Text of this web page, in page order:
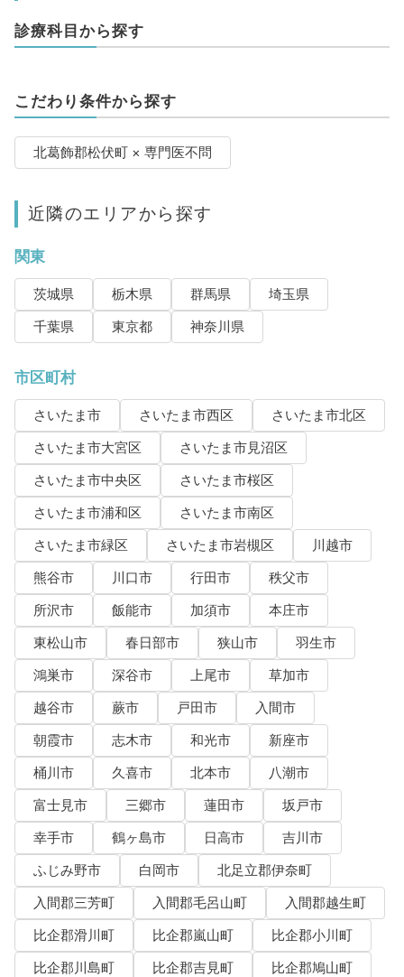
診療科目から探す
こだわり条件から探す
北葛飾郡松伏町 × 専門医不問
近隣のエリアから探す
関東
茨城県 栃木県 群馬県
埼玉県
千葉県
東京都 神奈川県
市区町村
さいたま市 さいたま市西区
さいたま市北区
さいたま市大宮区
さいたま市見沼区
さいたま市中央区
さいたま市桜区
さいたま市浦和区
さいたま市南区
さいたま市緑区
さいたま市岩槻区
川越市
熊谷市
川口市 行田市
秩父市
所沢市
飯能市 加須市
本庄市
東松山市
春日部市 狭山市
羽生市
鴻巣市
深谷市 上尾市
草加市
越谷市
蕨市 戸田市
入間市
朝霞市
志木市 和光市
新座市
桶川市
久喜市 北本市
八潮市
富士見市
三郷市 蓮田市
坂戸市
幸手市
鶴ヶ島市 日高市
吉川市
ふじみ野市
白岡市
北足立郡伊奈町
入間郡三芳町
入間郡毛呂山町
入間郡越生町
比企郡滑川町
比企郡嵐山町
比企郡小川町
比企郡川島町
比企郡吉見町
比企郡鳩山町